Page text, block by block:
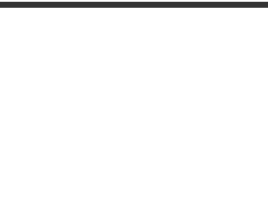
【速報】 日本赤十字社、韓国に超希少血液Jr(a-)を提供「韓国内では適合する血液を確保できなかった」※今回で4回目